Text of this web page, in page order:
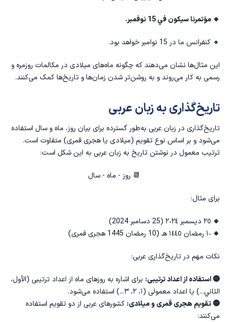
🔹 مؤتمرنا سيكون في 15 نوفمبر.
🔸 کنفرانس ما در 15 نوامبر خواهد بود.
این مثال‌ها نشان می‌دهند که چگونه ماه‌های میلادی در مکالمات روزمره و
رسمی به کار می‌روند و به روشن‌تر شدن زمان‌ها و تاریخ‌ها کمک می‌کنند.
تاریخ‌گذاری به زبان عربی
تاریخ‌گذاری در زبان عربی به‌طور گسترده برای بیان روز، ماه و سال استفاده
می‌شود و بر اساس نوع تقویم (میلادی یا هجری قمری) متفاوت است.
ترتیب معمول در نوشتن تاریخ به زبان عربی به این شکل است:
📆 روز - ماه - سال
برای مثال:
🔹 ٢٥ ديسمبر ٢٠٢٤ (25 دسامبر 2024)
🔹 ١٠ رمضان ١٤٤٥ هـ (10 رمضان 1445 هجری قمری)
نکات مهم در تاریخ‌گذاری عربی:
🔵 استفاده از اعداد ترتیبی: برای اشاره به روزهای ماه از اعداد ترتیبی (الأول،
الثاني...) یا اعداد معمولی (١، ٢، ٣...) استفاده می‌شود.
🔵 تقویم هجری قمری و میلادی: کشورهای عربی از دو تقویم استفاده
می‌کنند: